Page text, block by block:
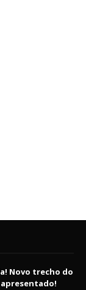
Novo trecho do